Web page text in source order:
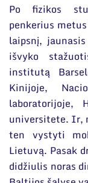
Po fizikos
penkerius
laipsnį,
išvyko
institutą
Kinijoje,
laboratorijoje,
universitete. Ir,
ten vystyti
Lietuvą. Pasak
didžiulis noras